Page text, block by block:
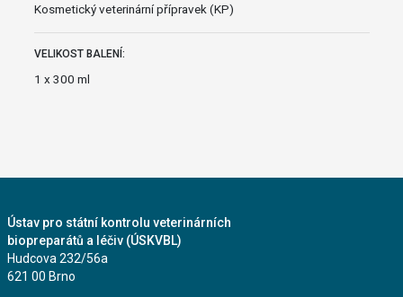
Kosmetický veterinární přípravek (KP)
VELIKOST BALENÍ:
1 x 300 ml
Ústav pro státní kontrolu veterinárních
biopreparátů a léčiv (ÚSKVBL)
Hudcova 232/56a
621 00 Brno